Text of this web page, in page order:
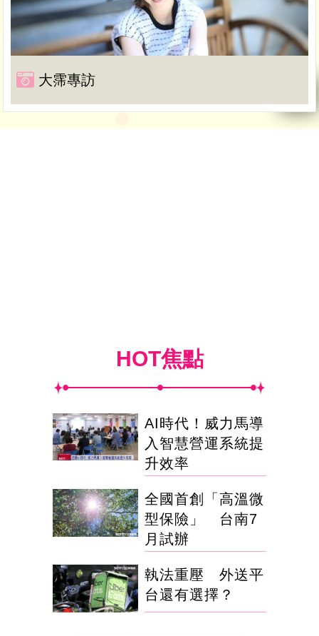
大霈專訪
HOT焦點
AI時代！威力馬導
入智慧營運系統提
升效率
全國首創「高溫微
型保險」 台南7
月試辦
執法重壓 外送平
台還有選擇？